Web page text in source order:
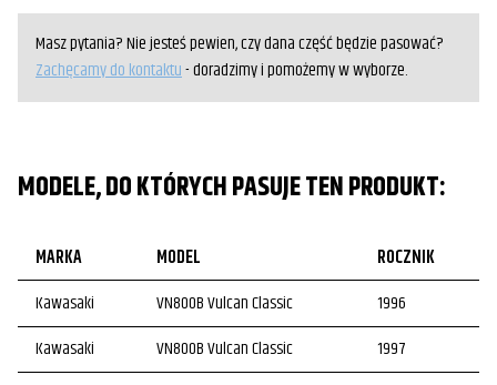
Masz pytania? Nie jesteś pewien, czy dana część będzie pasować?
Zachęcamy do kontaktu- doradzimy i pomożemy w wyborze.
MODELE, DO KTÓRYCH PASUJE TEN PRODUKT:
MARKA MODEL
ROCZNIK
Kawasaki
VN800B Vulcan Classic
1996
Kawasaki
VN800B Vulcan Classic
1997